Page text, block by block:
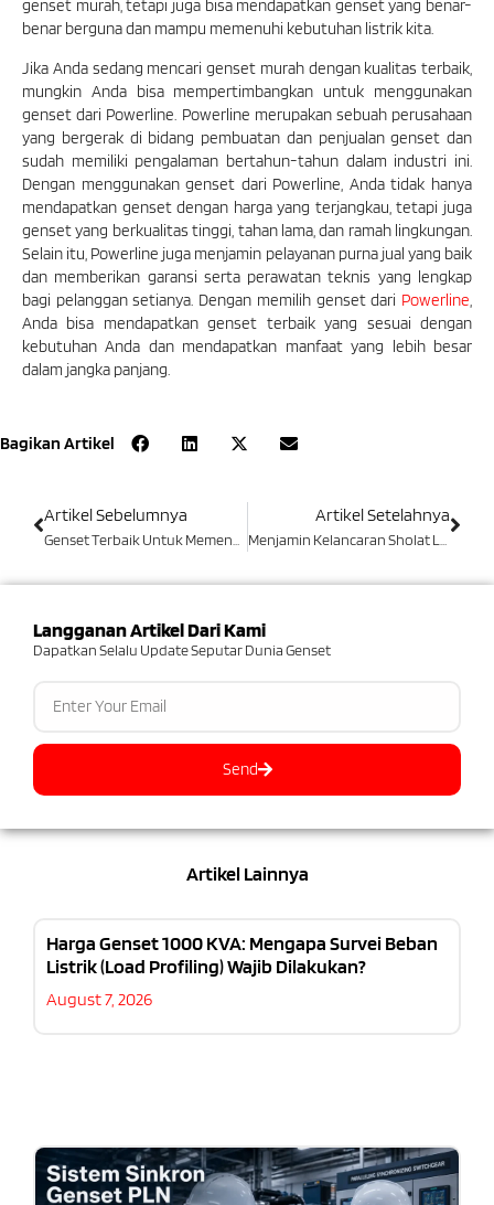
genset murah, tetapi juga bisa mendapatkan genset yang benar-
benar berguna dan mampu memenuhi kebutuhan listrik kita.
Jika Anda sedang mencari genset murah dengan kualitas terbaik,
mungkin Anda bisa mempertimbangkan untuk menggunakan
genset dari Powerline. Powerline merupakan sebuah perusahaan
yang bergerak di bidang pembuatan dan penjualan genset dan
sudah memiliki pengalaman bertahun-tahun dalam industri ini.
Dengan menggunakan genset dari Powerline, Anda tidak hanya
mendapatkan genset dengan harga yang terjangkau, tetapi juga
genset yang berkualitas tinggi, tahan lama, dan ramah lingkungan.
Selain itu, Powerline juga menjamin pelayanan purna jual yang baik
dan memberikan garansi serta perawatan teknis yang lengkap
bagi pelanggan setianya. Dengan memilih genset dari Powerline
Anda bisa mendapatkan genset terbaik yang sesuai dengan
kebutuhan Anda dan mendapatkan manfaat yang lebih besar
dalam jangka panjang.
Bagikan Artikel
Artikel Sebelumnya Artikel Setelahnya
Langganan Artikel Dari Kami
Dapatkan Selalu Update Seputar Dunia Genset
Send
Artikel Lainnya
Harga Genset 1000 KVA: Mengapa Survei Beban
Listrik (Load Profiling) Wajib Dilakukan?
August 7, 2026